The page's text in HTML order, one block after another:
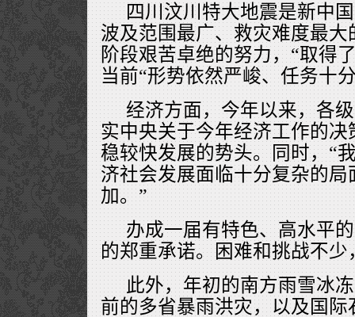
四川汶川特大地震是新中
波及范围最广、救灾难度最
阶段艰苦卓绝的努力，“取得
当前“形势依然严峻、任务十
经济方面，今年以来，各
实中央关于今年经济工作的
稳较快发展的势头。同时，“
济社会发展面临十分复杂的
加。”
办成一届有特色、高水平
的郑重承诺。困难和挑战不少
此外，年初的南方雨雪冰
前的多省暴雨洪灾，以及国